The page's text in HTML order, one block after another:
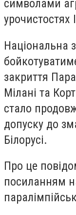
символами
урочистостях
Національна
закриття
Мілані та
стало
допуску до
Білорусі.
Про це
посиланням